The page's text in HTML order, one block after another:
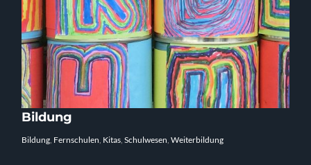
Bildung
Bildung Fernschulen Kitas ,Schulwesen ,Weiterbildung